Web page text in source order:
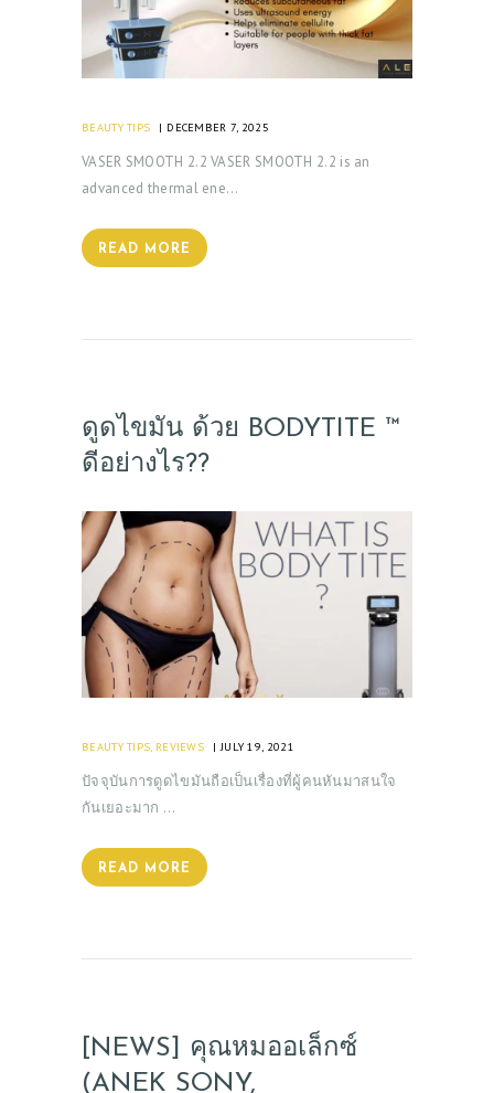
PATIENT REVIEWS
BEAUTY TIPS DECEMBER 7, 2025
VASER SMOOTH 2.2 VASER SMOOTH 2.2 is an
advanced thermal ene…
READ MORE
ดูดไขมัน ด้วย BODYTITE ™
ดีอย่างไร??
BEAUTY TIPS REVIEWS JULY 19, 2021
ปัจจุบันการดูดไขมันถือเป็นเรื่องที่ผู้คนหันมาสนใจ
กันเยอะมาก …
READ MORE
[NEWS] คุณหมออเล็กซ์
(ANEK SONY,